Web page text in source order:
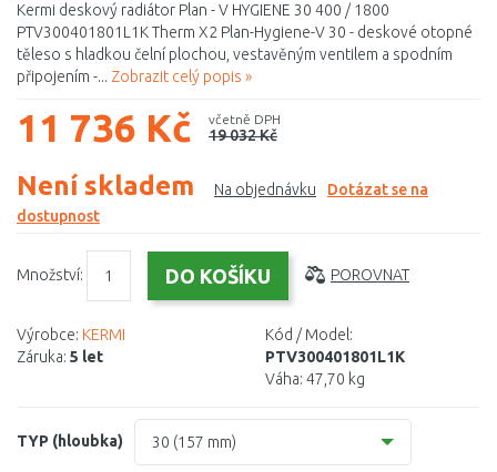
Kermi deskový radiátor Plan - V HYGIENE 30 400 / 1800
PTV300401801L1K Therm X2 Plan-Hygiene-V 30 - deskové otopné
těleso s hladkou čelní plochou, vestavěným ventilem a spodním
připojením -... Zobrazit celý popis »
11 736 Kč včetně DPH
19 032 Kč
Není skladem Na objednávku
Dotázat se na
dostupnost
Množství: POROVNAT
Výrobce: KERMI
Záruka: 5 let
Kód / Model:
PTV300401801L1K
Váha: 47,70 kg
TYP (hloubka) 30 (157 mm)